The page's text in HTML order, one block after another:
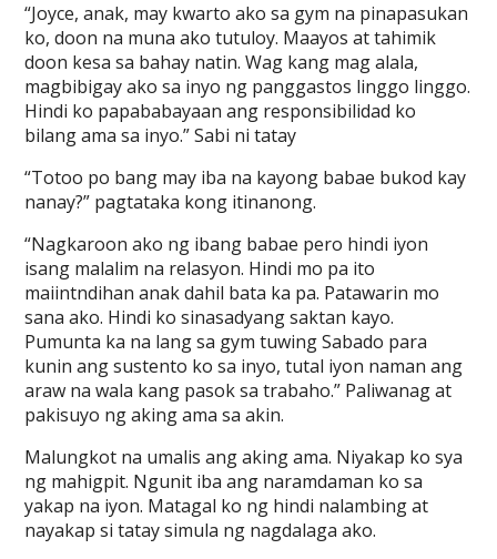
“Joyce, anak, may kwarto ako sa gym na pinapasukan
ko, doon na muna ako tutuloy. Maayos at tahimik
doon kesa sa bahay natin. Wag kang mag alala,
magbibigay ako sa inyo ng panggastos linggo linggo.
Hindi ko papababayaan ang responsibilidad ko
bilang ama sa inyo.” Sabi ni tatay
“Totoo po bang may iba na kayong babae bukod kay
nanay?” pagtataka kong itinanong.
“Nagkaroon ako ng ibang babae pero hindi iyon
isang malalim na relasyon. Hindi mo pa ito
maiintndihan anak dahil bata ka pa. Patawarin mo
sana ako. Hindi ko sinasadyang saktan kayo.
Pumunta ka na lang sa gym tuwing Sabado para
kunin ang sustento ko sa inyo, tutal iyon naman ang
araw na wala kang pasok sa trabaho.” Paliwanag at
pakisuyo ng aking ama sa akin.
Malungkot na umalis ang aking ama. Niyakap ko sya
ng mahigpit. Ngunit iba ang naramdaman ko sa
yakap na iyon. Matagal ko ng hindi nalambing at
nayakap si tatay simula ng nagdalaga ako.